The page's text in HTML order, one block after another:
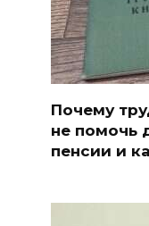
Почему
не помочь
пенсии и